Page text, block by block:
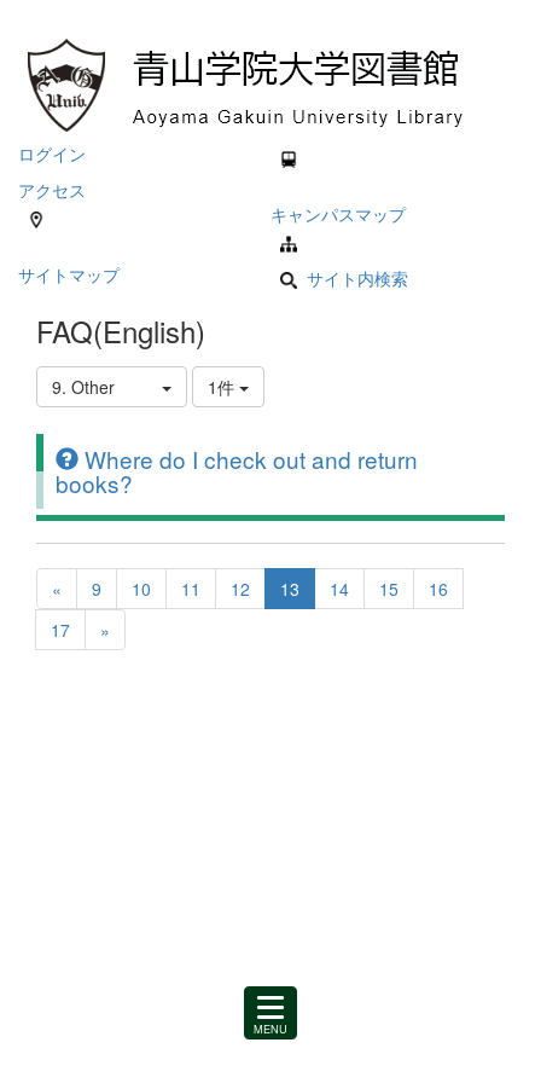
ログイン
アクセス
キャンパスマップ
サイトマップ サイト内検索
MENU
を
FAQ(English)
9. Other 1件
Where do I check out and return
books?
« 9 10 11 12 13 14 15
16
17
»